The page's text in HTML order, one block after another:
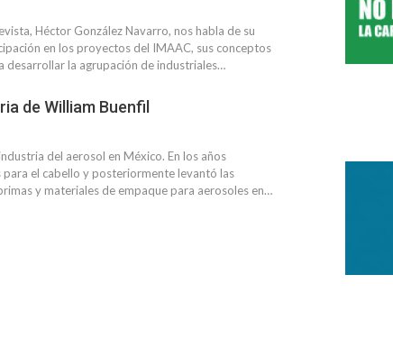
Héctor González Navarro, nos habla de su
en los proyectos del IMAAC, sus conceptos
desarrollar la agrupación de industriales…
de William Buenfil
del aerosol en México. En los años
el cabello y posteriormente levantó las
y materiales de empaque para aerosoles en…